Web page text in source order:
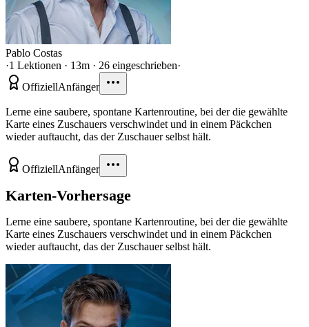
Pablo Costas
·1 Lektionen · 13m · 26 eingeschrieben·
OffiziellAnfänger
Lerne eine saubere, spontane Kartenroutine, bei der die gewählte
Karte eines Zuschauers verschwindet und in einem Päckchen
wieder auftaucht, das der Zuschauer selbst hält.
OffiziellAnfänger
Karten-Vorhersage
Lerne eine saubere, spontane Kartenroutine, bei der die gewählte
Karte eines Zuschauers verschwindet und in einem Päckchen
wieder auftaucht, das der Zuschauer selbst hält.